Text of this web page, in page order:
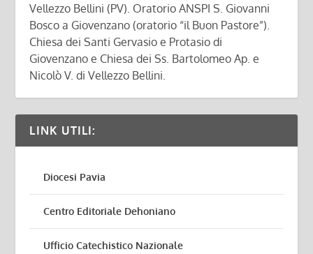
Vellezzo Bellini (PV). Oratorio ANSPI S. Giovanni
Bosco a Giovenzano (oratorio “il Buon Pastore”).
Chiesa dei Santi Gervasio e Protasio di
Giovenzano e Chiesa dei Ss. Bartolomeo Ap. e
Nicolò V. di Vellezzo Bellini.
LINK UTILI:
Diocesi Pavia
Centro Editoriale Dehoniano
Ufficio Catechistico Nazionale